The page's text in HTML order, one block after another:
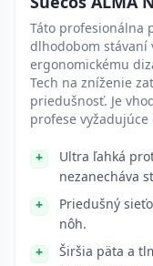
Táto profesionálna
dlhodobom stávaní
ergonomickému
Tech na zníženie
priedušnosť. Je
profese
Ultra ľahká
nezanecháva
Priedušný
nôh.
Širšia päta a